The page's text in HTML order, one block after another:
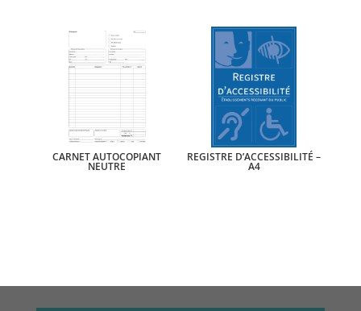
CARNET AUTOCOPIANT
NEUTRE
REGISTRE D’ACCESSIBILITÉ –
A4